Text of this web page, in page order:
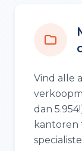
Vind alle
dan
kantoren